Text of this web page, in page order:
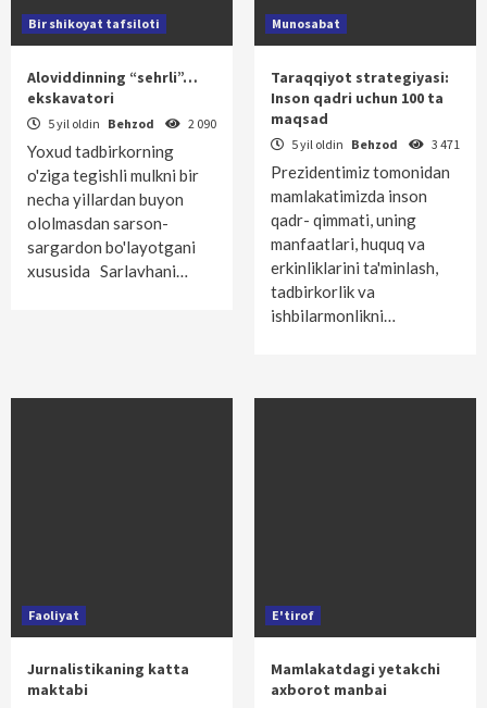
Bir shikoyat tafsiloti
Aloviddinning “sehrli”…
ekskavatori
5 yil oldin Behzod 2 090
Yoxud tadbirkorning
o'ziga tegishli mulkni bir
necha yillardan buyon
ololmasdan sarson-
sargardon bo'layotgani
xususida Sarlavhani…
Munosabat
Taraqqiyot strategiyasi:
Inson qadri uchun 100 ta
maqsad
5 yil oldin Behzod 3 471
Prezidentimiz tomonidan
mamlakatimizda inson
qadr- qimmati, uning
manfaatlari, huquq va
erkinliklarini ta'minlash,
tadbirkorlik va
ishbilarmonlikni…
Faoliyat
Jurnalistikaning katta
maktabi
E'tirof
Mamlakatdagi yetakchi
axborot manbai